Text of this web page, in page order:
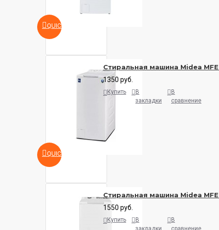
QUICKVIEW
QUICKVIEW
Стиральная машина Midea
1350 руб.
Купить
В
закладки
В
сравнение
Стиральная машина Midea
1550 руб.
Купить
В
закладки
В
сравнение